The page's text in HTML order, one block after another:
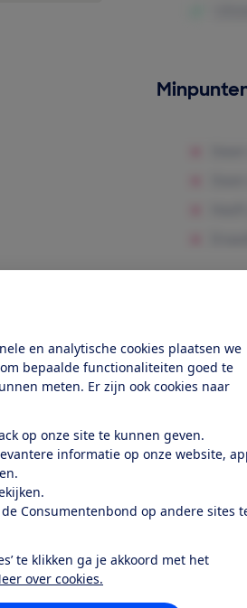
en analytische cookies plaatsen we
bepaalde functionaliteiten goed te
meten. Er zijn ook cookies naar
op onze site te kunnen geven.
informatie op onze website,
Consumentenbond op andere sites
te klikken ga je akkoord met het
over cookies.
test?